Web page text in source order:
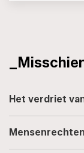
Het verdriet